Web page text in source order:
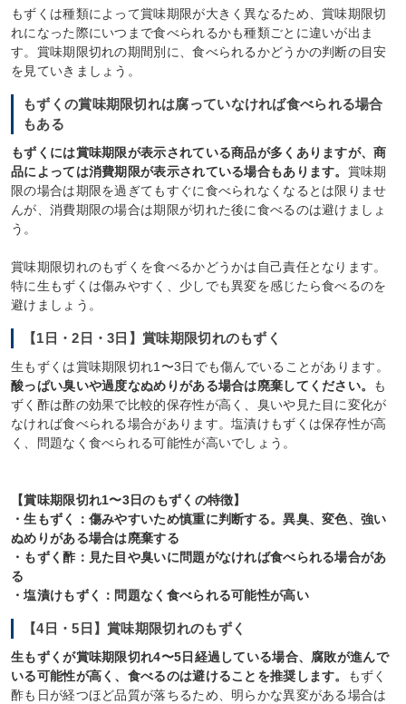
もずくは種類によって賞味期限が大きく異なるため、賞味期限切
れになった際にいつまで食べられるかも種類ごとに違いが出ま
す。賞味期限切れの期間別に、食べられるかどうかの判断の目安
を見ていきましょう。
もずくの賞味期限切れは腐っていなければ食べられる場合
もある
もずくには賞味期限が表示されている商品が多くありますが、商
品によっては消費期限が表示されている場合もあります。 賞味期
限の場合は期限を過ぎてもすぐに食べられなくなるとは限りませ
んが、消費期限の場合は期限が切れた後に食べるのは避けましょ
う。
賞味期限切れのもずくを食べるかどうかは自己責任となります。
特に生もずくは傷みやすく、少しでも異変を感じたら食べるのを
避けましょう。
【1日・2日・3日】賞味期限切れのもずく
生もずくは賞味期限切れ1〜3日でも傷んでいることがあります。
酸っぱい臭いや過度なぬめりがある場合は廃棄してください。 も
ずく酢は酢の効果で比較的保存性が高く、臭いや見た目に変化が
なければ食べられる場合があります。塩漬けもずくは保存性が高
く、問題なく食べられる可能性が高いでしょう。
【賞味期限切れ1〜3日のもずくの特徴】
・生もずく：傷みやすいため慎重に判断する。異臭、変色、強い
ぬめりがある場合は廃棄する
・もずく酢：見た目や臭いに問題がなければ食べられる場合があ
る
・塩漬けもずく：問題なく食べられる可能性が高い
【4日・5日】賞味期限切れのもずく
生もずくが賞味期限切れ4〜5日経過している場合、腐敗が進んで
いる可能性が高く、食べるのは避けることを推奨します。
もずく
酢も日が経つほど品質が落ちるため、明らかな異変がある場合は